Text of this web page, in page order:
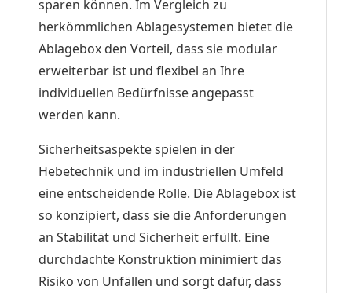
sparen können. Im Vergleich zu
herkömmlichen Ablagesystemen bietet die
Ablagebox den Vorteil, dass sie modular
erweiterbar ist und flexibel an Ihre
individuellen Bedürfnisse angepasst
werden kann.
Sicherheitsaspekte spielen in der
Hebetechnik und im industriellen Umfeld
eine entscheidende Rolle. Die Ablagebox ist
so konzipiert, dass sie die Anforderungen
an Stabilität und Sicherheit erfüllt. Eine
durchdachte Konstruktion minimiert das
Risiko von Unfällen und sorgt dafür, dass